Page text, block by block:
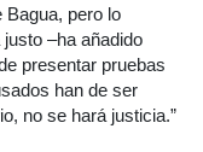
pero lo
–ha añadido
presentar pruebas
han de ser
no se hará justicia.”